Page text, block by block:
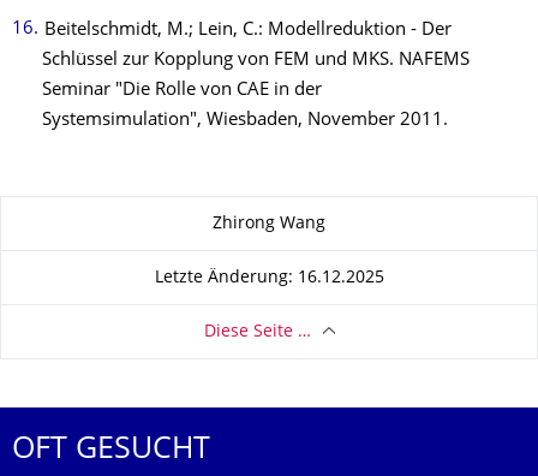
Beitelschmidt, M.; Lein, C.: Modellreduktion - Der
Schlüssel zur Kopplung von FEM und MKS. NAFEMS
Seminar "Die Rolle von CAE in der
Systemsimulation", Wiesbaden, November 2011.
Zhirong Wang
Letzte Änderung: 16.12.2025
Diese Seite …
OFT GESUCHT